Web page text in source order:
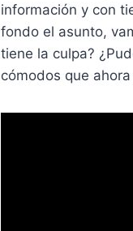
información y con
fondo el asunto,
tiene la culpa?
cómodos que